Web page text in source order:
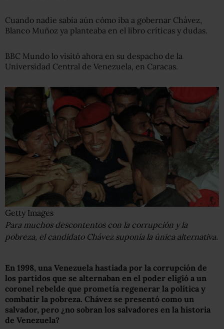
Cuando nadie sabía aún cómo iba a gobernar Chávez,
Blanco Muñoz ya planteaba en el libro críticas y dudas.
BBC Mundo lo visitó ahora en su despacho de la
Universidad Central de Venezuela, en Caracas.
Getty Images
Para muchos descontentos con la corrupción y la
pobreza, el candidato Chávez suponía la única alternativa.
En 1998, una Venezuela hastiada por la corrupción de
los partidos que se alternaban en el poder eligió a un
coronel rebelde que prometía regenerar la política y
combatir la pobreza. Chávez se presentó como un
salvador, pero ¿ no sobran los salvadores en la historia
de Venezuela?